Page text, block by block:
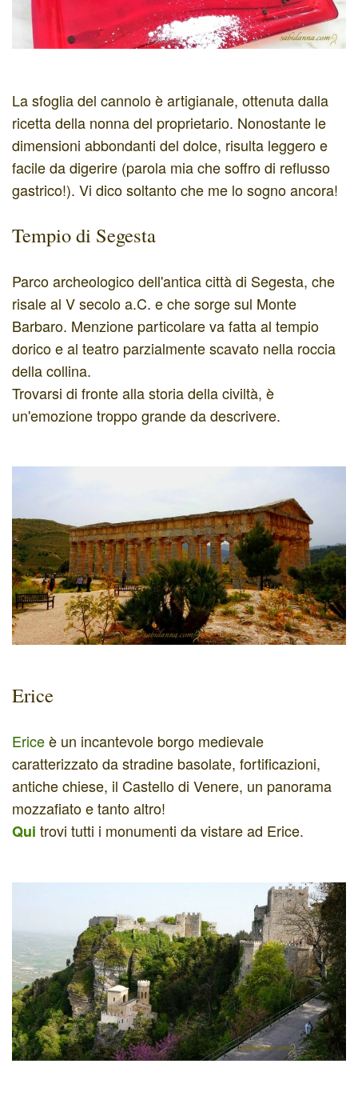
La sfoglia del cannolo è artigianale, ottenuta dalla
ricetta della nonna del proprietario. Nonostante le
dimensioni abbondanti del dolce, risulta leggero e
facile da digerire (parola mia che soffro di reflusso
gastrico!). Vi dico soltanto che me lo sogno ancora!
Tempio di Segesta
Parco archeologico dell'antica città di Segesta, che
risale al V secolo a.C. e che sorge sul Monte
Barbaro. Menzione particolare va fatta al tempio
dorico e al teatro parzialmente scavato nella roccia
della collina.
Trovarsi di fronte alla storia della civiltà, è
un'emozione troppo grande da descrivere.
Erice
Ericeè un incantevole borgo medievale
caratterizzato da stradine basolate, fortificazioni,
antiche chiese, il Castello di Venere, un panorama
mozzafiato e tanto altro!
Qui trovi tutti i monumenti da vistare ad Erice.